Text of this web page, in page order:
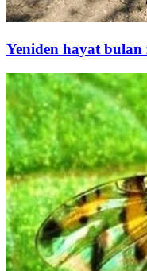
Yeniden hayat bulan